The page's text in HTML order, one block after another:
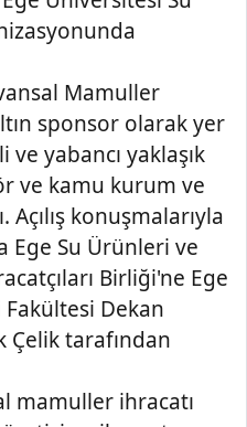
Mamuller
sponsor olarak yer
ve yabancı yaklaşık
ve kamu kurum ve
konuşmalarıyla
Ege Su Ürünleri ve
Birliği'ne Ege
Dekan
Çelik tarafından
mamuller ihracatı